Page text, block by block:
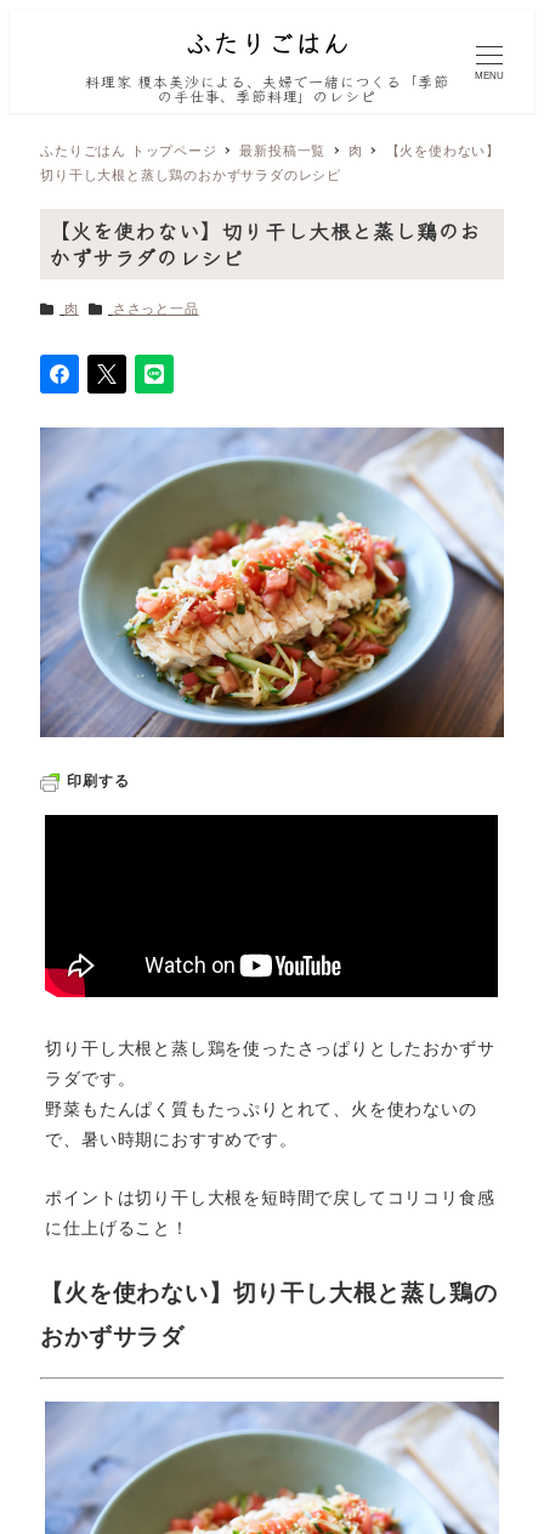
料理家 榎本美沙による、夫婦で一緒につくる「季節
の手仕事、季節料理」のレシピ
MENU
ふたりごはん トップページ 最新投稿一覧 肉
【火を使わない】
切り干し大根と蒸し鶏のおかずサラダのレシピ
【火を使わない】切り干し大根と蒸し鶏のお
かずサラダのレシピ
カテゴリー
肉 カテゴリー
ささっと一品
印刷する
切り干し大根と蒸し鶏を使ったさっぱりとしたおかずサ
ラダです。
野菜もたんぱく質もたっぷりとれて、火を使わないの
で、暑い時期におすすめです。
ポイントは切り干し大根を短時間で戻してコリコリ食感
に仕上げること！
【火を使わない】切り干し大根と蒸し鶏の
おかずサラダ